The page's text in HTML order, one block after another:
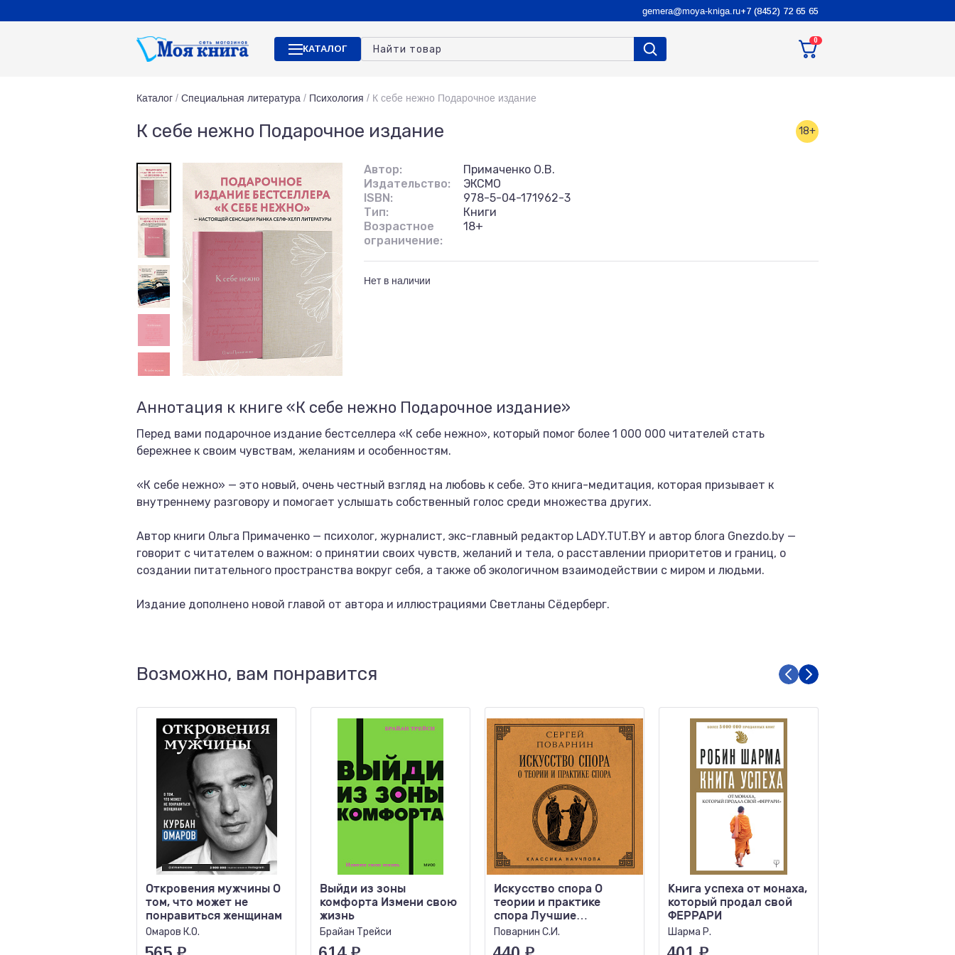
gemera@moya-kniga.ru+7 (8452) 72 65 65
КАТАЛОГ
0
Каталог / Специальная литература / Психология / К себе нежно Подарочное издание
К себе нежно Подарочное издание 18+
Автор:
Примаченко О.В.
Издательство:
ЭКСМО
ISBN:
978-5-04-171962-3
Тип:
Книги
Возрастное
ограничение:
18+
Нет в наличии
Аннотация к книге «К себе нежно Подарочное издание»
Перед вами подарочное издание бестселлера «К себе нежно», который помог более 1 000 000 читателей стать
бережнее к своим чувствам, желаниям и особенностям.
«К себе нежно» — это новый, очень честный взгляд на любовь к себе. Это книга-медитация, которая призывает к
внутреннему разговору и помогает услышать собственный голос среди множества других.
Автор книги Ольга Примаченко — психолог, журналист, экс-главный редактор LADY.TUT.BY и автор блога Gnezdo.by —
говорит с читателем о важном: о принятии своих чувств, желаний и тела, о расставлении приоритетов и границ, о
создании питательного пространства вокруг себя, а также об экологичном взаимодействии с миром и людьми.
Издание дополнено новой главой от автора и иллюстрациями Светланы Сёдерберг.
Возможно, вам понравится
Откровения мужчины О
том, что может не
понравиться женщинам
Омаров К.О.
Выйди из зоны
комфорта Измени свою
жизнь
Брайан Трейси
Искусство спора О
теории и практике
спора Лучшие
советские учебники
Поварнин С.И.
Книга успеха от монаха,
который продал свой
ФЕРРАРИ
Шарма Р.